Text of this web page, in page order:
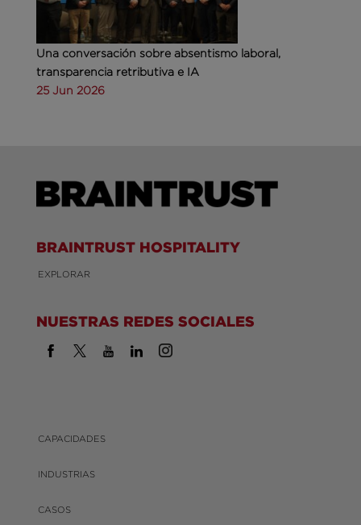
Una conversación sobre absentismo laboral,
transparencia retributiva e IA
25 Jun 2026
BRAINTRUST HOSPITALITY
EXPLORAR
NUESTRAS REDES SOCIALES
CAPACIDADES
INDUSTRIAS
CASOS